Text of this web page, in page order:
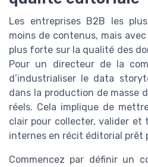
Les entreprises B2B les
moins de contenus, mais
plus forte sur la qualité des
Pour un directeur de la
d’industrialiser le data
dans la production de masse
réels. Cela implique de
clair pour collecter, valider et
internes en récit éditorial prêt
Commencez par définir un